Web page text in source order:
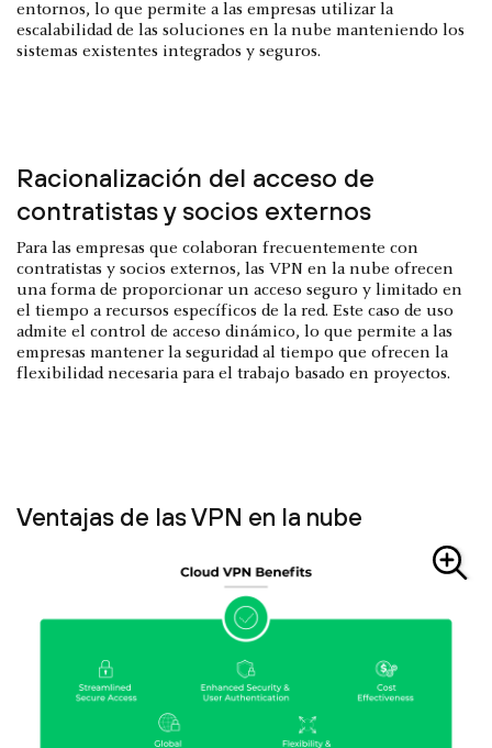
entornos, lo que permite a las empresas utilizar la
escalabilidad de las soluciones en la nube manteniendo los
sistemas existentes integrados y seguros.
Racionalización del acceso de
contratistas y socios externos
Para las empresas que colaboran frecuentemente con
contratistas y socios externos, las VPN en la nube ofrecen
una forma de proporcionar un acceso seguro y limitado en
el tiempo a recursos específicos de la red. Este caso de uso
admite el control de acceso dinámico, lo que permite a las
empresas mantener la seguridad al tiempo que ofrecen la
flexibilidad necesaria para el trabajo basado en proyectos.
Ventajas de las VPN en la nube